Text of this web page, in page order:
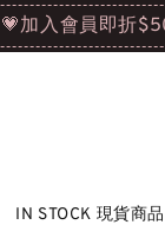
IN STOCK 現貨商品